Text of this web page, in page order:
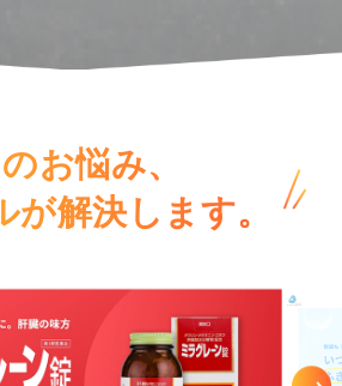
お悩み、
が解決します。